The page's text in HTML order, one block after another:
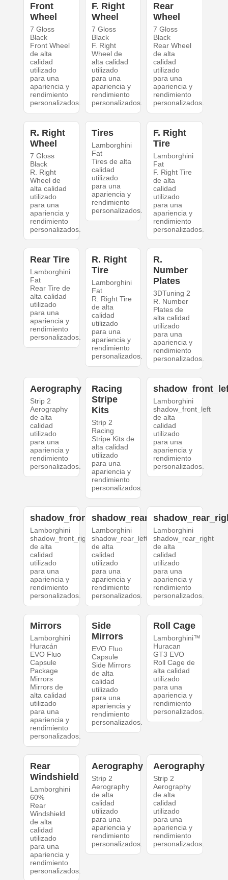
Front
Wheel
7 Gloss
Black
Front Wheel
de alta
calidad
utilizado
para una
apariencia y
rendimiento
personalizados.
F. Right
Wheel
7 Gloss
Black
F. Right
Wheel de
alta calidad
utilizado
para una
apariencia y
rendimiento
personalizados.
Rear
Wheel
7 Gloss
Black
Rear Wheel
de alta
calidad
utilizado
para una
apariencia y
rendimiento
personalizados.
R. Right
Wheel
7 Gloss
Black
R. Right
Wheel de
alta calidad
utilizado
para una
apariencia y
rendimiento
personalizados.
Tires
Lamborghini
Fat
Tires de alta
calidad
utilizado
para una
apariencia y
rendimiento
personalizados.
F. Right
Tire
Lamborghini
Fat
F. Right Tire
de alta
calidad
utilizado
para una
apariencia y
rendimiento
personalizados.
Rear Tire
Lamborghini
Fat
Rear Tire de
alta calidad
utilizado
para una
apariencia y
rendimiento
personalizados.
R. Right
Tire
Lamborghini
Fat
R. Right Tire
de alta
calidad
utilizado
para una
apariencia y
rendimiento
personalizados.
R.
Number
Plates
3DTuning 2
R. Number
Plates de
alta calidad
utilizado
para una
apariencia y
rendimiento
personalizados.
Aerography
Strip 2
Aerography
de alta
calidad
utilizado
para una
apariencia y
rendimiento
personalizados.
Racing
Stripe
Kits
Strip 2
Racing
Stripe Kits de
alta calidad
utilizado
para una
apariencia y
rendimiento
personalizados.
Lamborghini
shadow_front_left
de alta
calidad
utilizado
para una
apariencia y
rendimiento
personalizados.
shadow_front_right
Lamborghini
shadow_front_right
de alta
calidad
utilizado
para una
apariencia y
rendimiento
personalizados.
shadow_rear_left
Lamborghini
shadow_rear_left
de alta
calidad
utilizado
para una
apariencia y
rendimiento
personalizados.
Lamborghini
shadow_rear_right
de alta
calidad
utilizado
para una
apariencia y
rendimiento
personalizados.
Mirrors
Lamborghini
Huracán
EVO Fluo
Capsule
Package
Mirrors
Mirrors de
alta calidad
utilizado
para una
apariencia y
rendimiento
personalizados.
Side
Mirrors
EVO Fluo
Capsule
Side Mirrors
de alta
calidad
utilizado
para una
apariencia y
rendimiento
personalizados.
Roll Cage
Lamborghini™
Huracan
GT3 EVO
Roll Cage de
alta calidad
utilizado
para una
apariencia y
rendimiento
personalizados.
Rear
Windshield
Lamborghini
60%
Rear
Windshield
de alta
calidad
utilizado
para una
apariencia y
rendimiento
personalizados.
Aerography
Strip 2
Aerography
de alta
calidad
utilizado
para una
apariencia y
rendimiento
personalizados.
Aerography
Strip 2
Aerography
de alta
calidad
utilizado
para una
apariencia y
rendimiento
personalizados.